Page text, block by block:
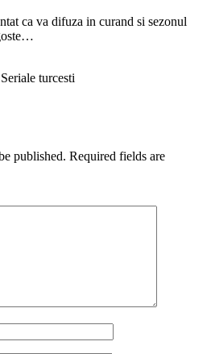
ca va difuza in curand si sezonul
turcesti
published. Required fields are